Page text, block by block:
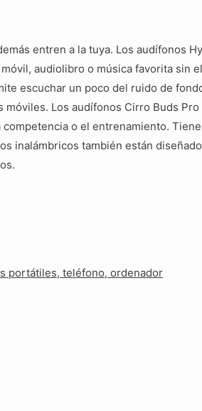
entren a la tuya. Los audífonos
audiolibro o música favorita sin
escuchar un poco del ruido de
Los audífonos Cirro Buds
o el entrenamiento.
inalámbricos también están
portátiles, teléfono, ordenador